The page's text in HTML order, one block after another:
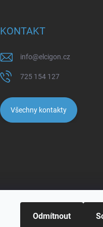
Odmítnout
KONTAKT
info@elcigon.cz
725 154 127
Všechny kontakty